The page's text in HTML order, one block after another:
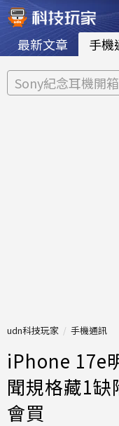
最新文章 手機
Sony紀念耳機開箱
udn科技玩家 手機通訊
iPhone 17e
聞規格藏1
會買